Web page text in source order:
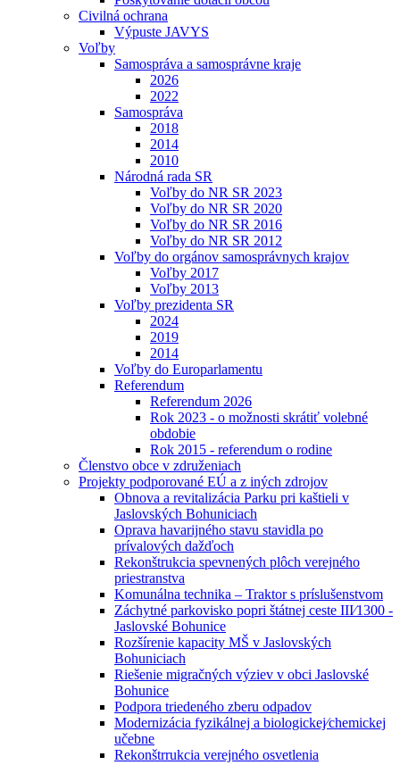
Civilná ochrana
Výpuste JAVYS
Voľby
Samospráva a samosprávne kraje
2026
2022
Samospráva
2018
2014
2010
Národná rada SR
Voľby do NR SR 2023
Voľby do NR SR 2020
Voľby do NR SR 2016
Voľby do NR SR 2012
Voľby do orgánov samosprávnych krajov
Voľby 2017
Voľby 2013
Voľby prezidenta SR
2024
2019
2014
Voľby do Europarlamentu
Referendum
Referendum 2026
Rok 2023 - o možnosti skrátiť volebné
obdobie
Rok 2015 - referendum o rodine
Členstvo obce v združeniach
Projekty podporované EÚ a z iných zdrojov
Obnova a revitalizácia Parku pri kaštieli v
Jaslovských Bohuniciach
Oprava havarijného stavu stavidla po
prívalových dažďoch
Rekonštrukcia spevnených plôch verejného
priestranstva
Komunálna technika – Traktor s príslušenstvom
Záchytné parkovisko popri štátnej ceste III⁄1300 -
Jaslovské Bohunice
Rozšírenie kapacity MŠ v Jaslovských
Bohuniciach
Riešenie migračných výziev v obci Jaslovské
Bohunice
Podpora triedeného zberu odpadov
Modernizácia fyzikálnej a biologickej⁄chemickej
učebne
Rekonštrrukcia verejného osvetlenia